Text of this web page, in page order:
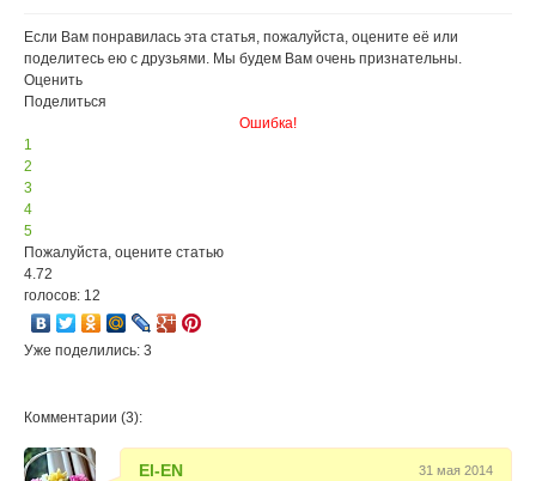
Если Вам понравилась эта статья, пожалуйста, оцените её или
поделитесь ею с друзьями. Мы будем Вам очень признательны.
Оценить
Поделиться
Ошибка!
1
2
3
4
5
Пожалуйста, оцените статью
4.72
голосов: 12
Уже поделились: 3
Комментарии (3):
El-EN 31 мая 2014